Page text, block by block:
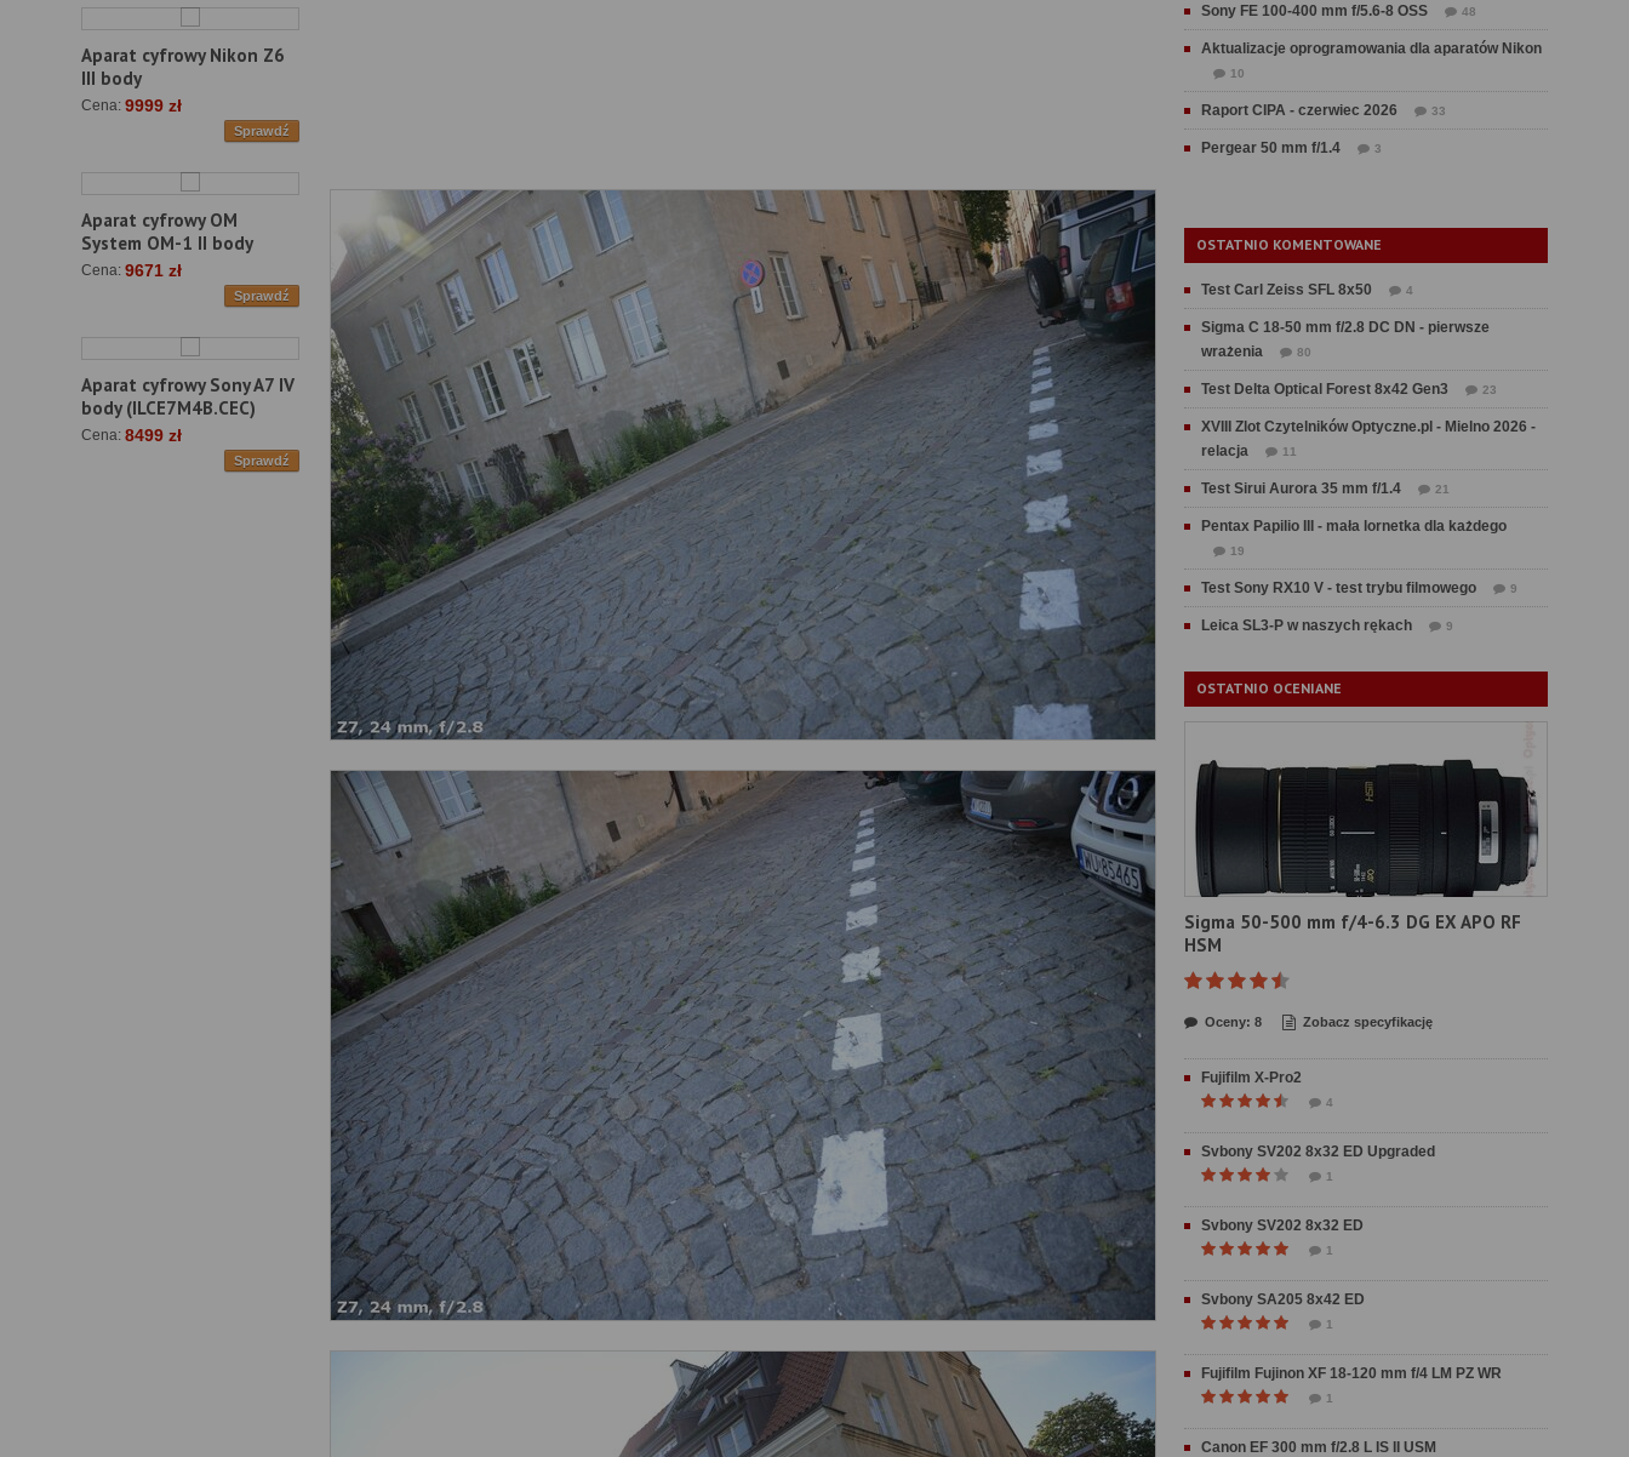
Aparat cyfrowy Nikon Z6
III body
Cena: 9999 zł
Sprawdź
Aparat cyfrowy OM
System OM-1 II body
Cena: 9671 zł
Sprawdź
Aparat cyfrowy Sony A7 IV
body (ILCE7M4B.CEC)
Cena: 8499 zł
Sprawdź
Sony FE 100-400 mm f/5.6-8 OSS 48
Aktualizacje oprogramowania dla aparatów Nikon
10
Raport CIPA - czerwiec 2026 33
Pergear 50 mm f/1.4 3
OSTATNIO KOMENTOWANE
Test Carl Zeiss SFL 8x50 4
Sigma C 18-50 mm f/2.8 DC DN - pierwsze
wrażenia
80
Test Delta Optical Forest 8x42 Gen3 23
XVIII Zlot Czytelników Optyczne.pl - Mielno 2026 -
relacja
11
Test Sirui Aurora 35 mm f/1.4 21
Pentax Papilio III - mała lornetka dla każdego
19
Test Sony RX10 V - test trybu filmowego 9
Leica SL3-P w naszych rękach 9
OSTATNIO OCENIANE
Sigma 50-500 mm f/4-6.3 DG EX APO RF
HSM
Oceny: 8 Zobacz specyfikację
Fujifilm X-Pro2
4
Svbony SV202 8x32 ED Upgraded
1
Svbony SV202 8x32 ED
1
Svbony SA205 8x42 ED
1
Fujifilm Fujinon XF 18-120 mm f/4 LM PZ WR
1
Canon EF 300 mm f/2.8 L IS II USM